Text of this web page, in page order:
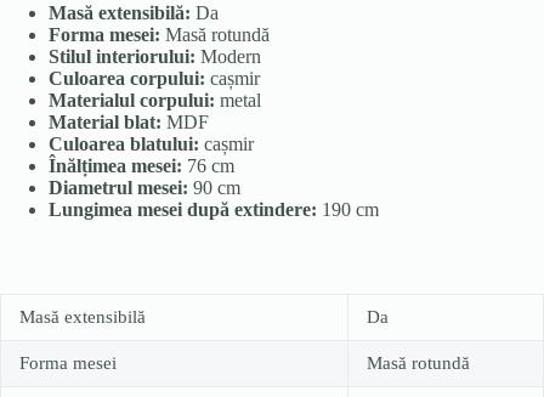
Masă extensibilă: Da
Forma mesei: Masă rotundă
Stilul interiorului: Modern
Culoarea corpului: cașmir
Materialul corpului: metal
Material blat: MDF
Culoarea blatului: cașmir
Înălțimea mesei: 76 cm
Diametrul mesei: 90 cm
Lungimea mesei după extindere: 190 cm
Masă extensibilă Da
Forma mesei Masă rotundă